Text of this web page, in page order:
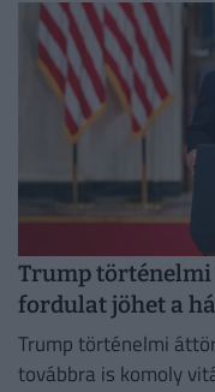
Trump történelmi
fordulat jöhet a
Trump történelmi
továbbra is komoly